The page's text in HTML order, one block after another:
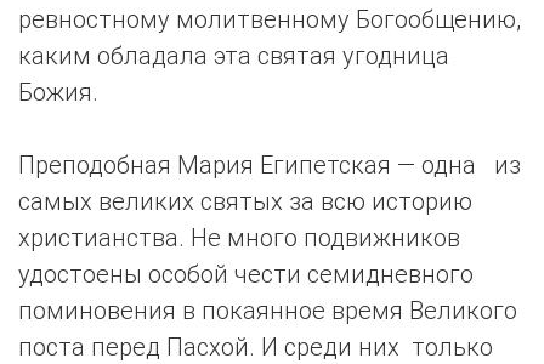
ревностному молитвенному Богообщению,
каким обладала эта святая угодница
Божия.
Преподобная Мария Египетская — одна из
самых великих святых за всю историю
христианства. Не много подвижников
удостоены особой чести семидневного
поминовения в покаянное время Великого
поста перед Пасхой. И среди них только